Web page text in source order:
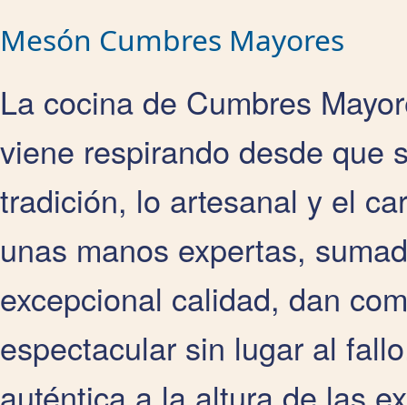
Mesón Cumbres Mayores
La cocina de Cumbres
viene respirando desde que
tradición, lo artesanal y el
unas manos expertas,
excepcional calidad, dan
espectacular sin lugar al